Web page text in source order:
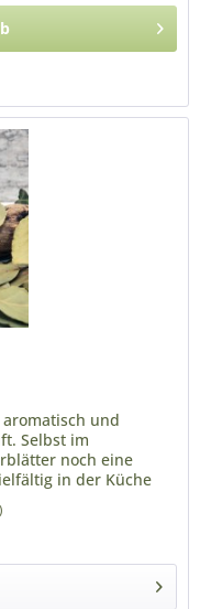
und
Selbst im
noch eine
in der Küche